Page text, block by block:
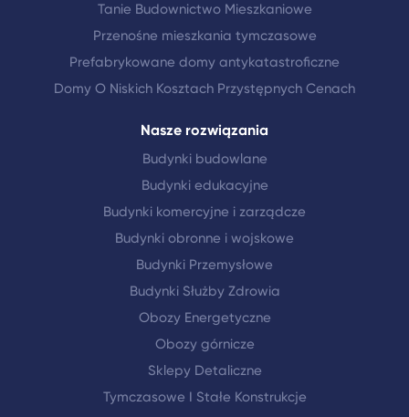
Tanie Budownictwo Mieszkaniowe
Przenośne mieszkania tymczasowe
Prefabrykowane domy antykatastroficzne
Domy O Niskich Kosztach Przystępnych Cenach
Nasze rozwiązania
Budynki budowlane
Budynki edukacyjne
Budynki komercyjne i zarządcze
Budynki obronne i wojskowe
Budynki Przemysłowe
Budynki Służby Zdrowia
Obozy Energetyczne
Obozy górnicze
Sklepy Detaliczne
Tymczasowe I Stałe Konstrukcje